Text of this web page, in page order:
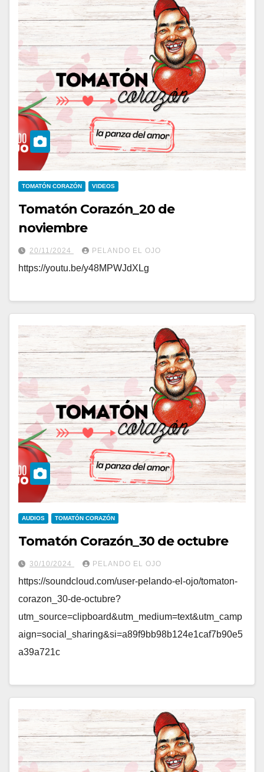
TOMATÓN CORAZÓN VIDEOS
Tomatón Corazón_20 de
noviembre
20/11/2024 PELANDO EL OJO
https://youtu.be/y48MPWJdXLg
AUDIOS TOMATÓN CORAZÓN
Tomatón Corazón_30 de octubre
30/10/2024 PELANDO EL OJO
https://soundcloud.com/user-pelando-el-ojo/tomaton-
corazon_30-de-octubre?
utm_source=clipboard&utm_medium=text&utm_camp
aign=social_sharing&si=a89f9bb98b124e1caf7b90e5
a39a721c